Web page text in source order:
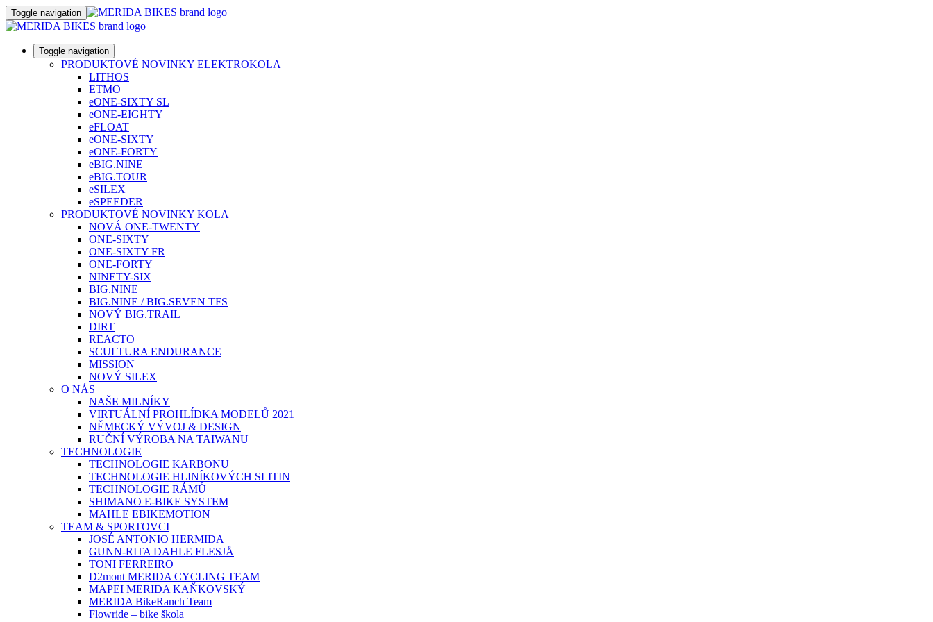
Toggle navigation
Toggle navigation
PRODUKTOVÉ NOVINKY ELEKTROKOLA
LITHOS
ETMO
eONE-SIXTY SL
eONE-EIGHTY
eFLOAT
eONE-SIXTY
eONE-FORTY
eBIG.NINE
eBIG.TOUR
eSILEX
eSPEEDER
PRODUKTOVÉ NOVINKY KOLA
NOVÁ ONE-TWENTY
ONE-SIXTY
ONE-SIXTY FR
ONE-FORTY
NINETY-SIX
BIG.NINE
BIG.NINE / BIG.SEVEN TFS
NOVÝ BIG.TRAIL
DIRT
REACTO
SCULTURA ENDURANCE
MISSION
NOVÝ SILEX
O NÁS
NAŠE MILNÍKY
VIRTUÁLNÍ PROHLÍDKA MODELŮ 2021
NĚMECKÝ VÝVOJ & DESIGN
RUČNÍ VÝROBA NA TAIWANU
TECHNOLOGIE
TECHNOLOGIE KARBONU
TECHNOLOGIE HLINÍKOVÝCH SLITIN
TECHNOLOGIE RÁMŮ
SHIMANO E-BIKE SYSTEM
MAHLE EBIKEMOTION
TEAM & SPORTOVCI
JOSÉ ANTONIO HERMIDA
GUNN-RITA DAHLE FLESJÅ
TONI FERREIRO
D2mont MERIDA CYCLING TEAM
MAPEI MERIDA KAŇKOVSKÝ
MERIDA BikeRanch Team
Flowride – bike škola